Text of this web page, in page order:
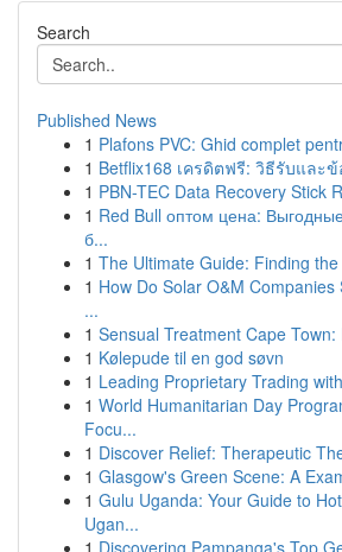
Search
Published News
1 Plafons PVC: Ghid complet
1 Betflix168 เครดิตฟรี: วิธีรับและ
1 PBN-TEC Data Recovery Stick
1 Red Bull оптом цена:
б...
1 The Ultimate Guide: Finding
1 How Do Solar O&M
...
1 Sensual Treatment Cape Town:
1 Kølepude til en god søvn
1 Leading Proprietary Trading
1 World Humanitarian Day
Focu...
1 Discover Relief: Therapeutic
1 Glasgow's Green Scene: A
1 Gulu Uganda: Your Guide to
Ugan...
1 Discovering Pampanga's Top